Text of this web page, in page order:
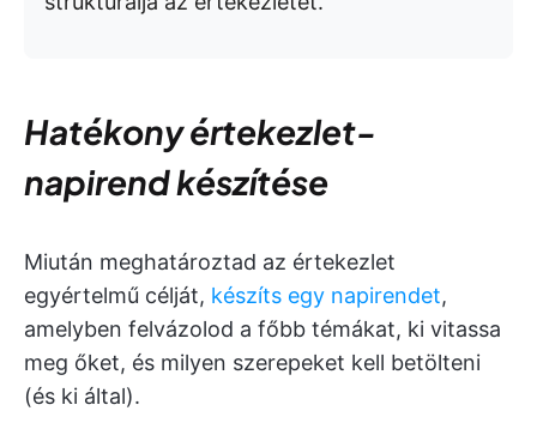
Hatékony értekezlet-
napirend készítése
Miután meghatároztad az értekezlet
egyértelmű célját, készíts egy napirendet,
amelyben felvázolod a főbb témákat, ki vitassa
meg őket, és milyen szerepeket kell betölteni
(és ki által).